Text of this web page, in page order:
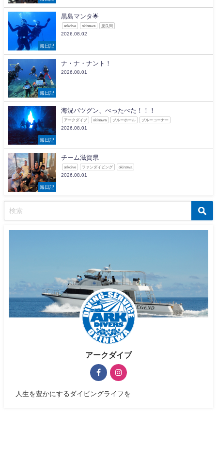
海日記
黒島マンタ🌟
arkdive okinawa 慶良間
2026.08.02
海日記
ナ・ナ・ナント！
2026.08.01
海日記
海況バツグン、べったべた！！！
アークダイブ okinawa ブルーホール ブルーコーナー
2026.08.01
海日記
チーム滋賀県
arkdive ファンダイビング okinawa
2026.08.01
アークダイブ
人生を豊かにするダイビングライフを